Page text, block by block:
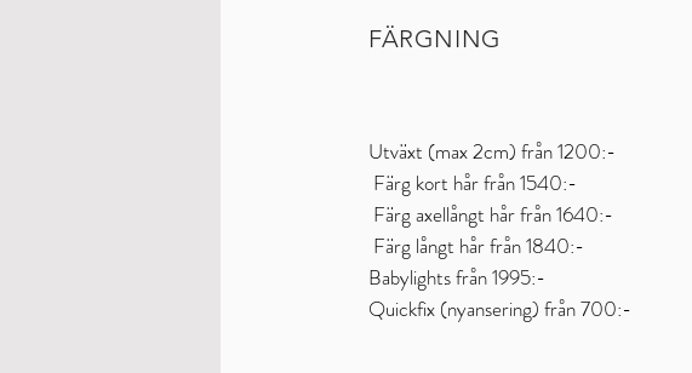
FÄRGNING
Utväxt (max 2cm) från 1200:-
Färg kort hår från 1540:-
Färg axellångt hår från 1640:-
Färg långt hår från 1840:-
Babylights från 1995:-
Quickfix (nyansering) från 700:-